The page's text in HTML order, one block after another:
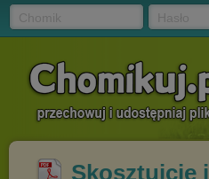
Skosztujcie